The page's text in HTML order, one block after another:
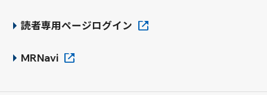
読者専用ページログイン
MRNavi